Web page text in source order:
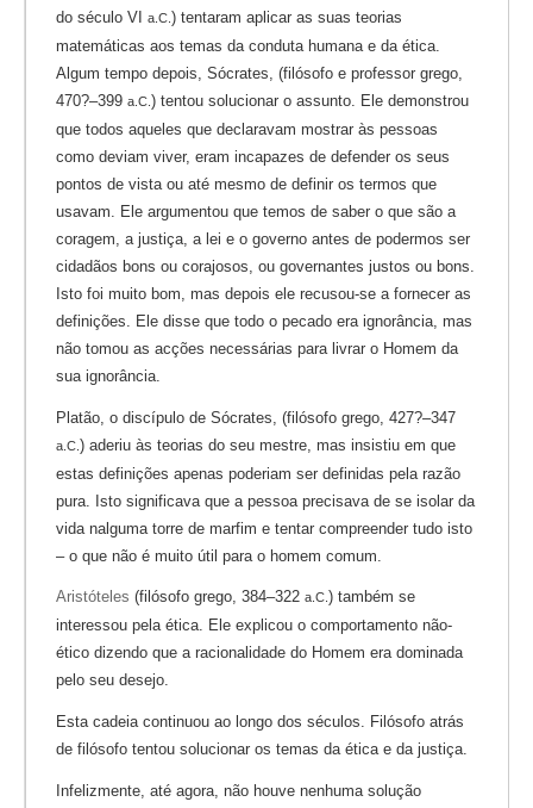
do século VI a.C. ) tentaram aplicar as suas teorias
matemáticas aos temas da conduta humana e da ética.
Algum tempo depois, Sócrates, (filósofo e professor grego,
470?–399 a.C. ) tentou solucionar o assunto. Ele demonstrou
que todos aqueles que declaravam mostrar às pessoas
como deviam viver, eram incapazes de defender os seus
pontos de vista ou até mesmo de definir os termos que
usavam. Ele argumentou que temos de saber o que são a
coragem, a justiça, a lei e o governo antes de podermos ser
cidadãos bons ou corajosos, ou governantes justos ou bons.
Isto foi muito bom, mas depois ele recusou-se a fornecer as
definições. Ele disse que todo o pecado era ignorância, mas
não tomou as acções necessárias para livrar o Homem da
sua ignorância.
Platão, o discípulo de Sócrates, (filósofo grego, 427?–347
a.C. ) aderiu às teorias do seu mestre, mas insistiu em que
estas definições apenas poderiam ser definidas pela razão
pura. Isto significava que a pessoa precisava de se isolar da
vida nalguma torre de marfim e tentar compreender tudo isto
– o que não é muito útil para o homem comum.
Aristóteles (filósofo grego, 384–322 a.C. ) também se
interessou pela ética. Ele explicou o comportamento não-
ético dizendo que a racionalidade do Homem era dominada
pelo seu desejo.
Esta cadeia continuou ao longo dos séculos. Filósofo atrás
de filósofo tentou solucionar os temas da ética e da justiça.
Infelizmente, até agora, não houve nenhuma solução